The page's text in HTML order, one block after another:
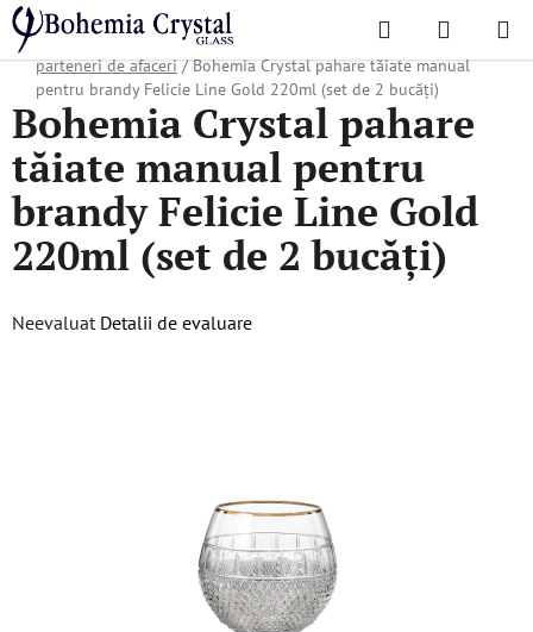
Treci
conținut
Căutare
DE
Acasă
/ Colecții populare / Cadouri de Crăciun
Cadouri pentru
parteneri de afaceri / Bohemia Crystal pahare tăiate manual
pentru brandy Felicie Line Gold 220ml (set de 2 bucăți)
Bohemia Crystal pahare
tăiate manual pentru
brandy Felicie Line Gold
220ml (set de 2 bucăți)
Evaluarea
Neevaluat Detalii de evaluare